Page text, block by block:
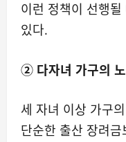
이런 정책이 선행
있다.
② 다자녀 가구의
세 자녀 이상 가구
단순한 출산 장려금